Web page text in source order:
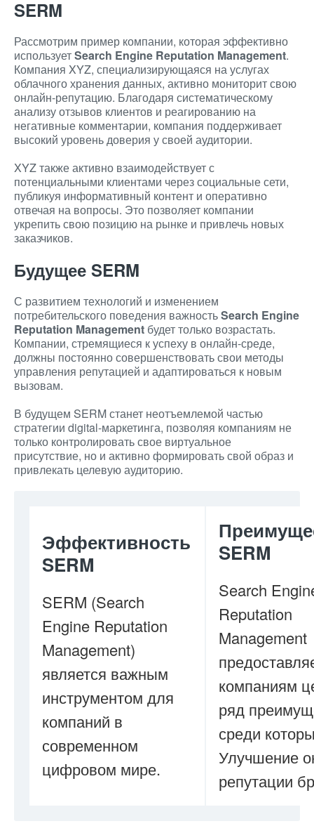
SERM
Рассмотрим пример компании, которая эффективно
используетSearch Engine Reputation Management.
Компания XYZ, специализирующаяся на услугах
облачного хранения данных, активно мониторит свою
онлайн-репутацию. Благодаря систематическому
анализу отзывов клиентов и реагированию на
негативные комментарии, компания поддерживает
высокий уровень доверия у своей аудитории.
XYZ также активно взаимодействует с
потенциальными клиентами через социальные сети,
публикуя информативный контент и оперативно
отвечая на вопросы. Это позволяет компании
укрепить свою позицию на рынке и привлечь новых
заказчиков.
Будущее SERM
С развитием технологий и изменением
потребительского поведения важностьSearch Engine
Reputation Management будет только возрастать.
Компании, стремящиеся к успеху в онлайн-среде,
должны постоянно совершенствовать свои методы
управления репутацией и адаптироваться к новым
вызовам.
В будущем SERM станет неотъемлемой частью
стратегии digital-маркетинга, позволяя компаниям не
только контролировать свое виртуальное
присутствие, но и активно формировать свой образ и
привлекать целевую аудиторию.
Эффективность
SERM
SERM (Search
Engine Reputation
Management)
является важным
инструментом для
компаний в
современном
цифровом мире.
SERM
Search
Reputation
Management
компаниям
ряд
среди
Улучшение
репутации